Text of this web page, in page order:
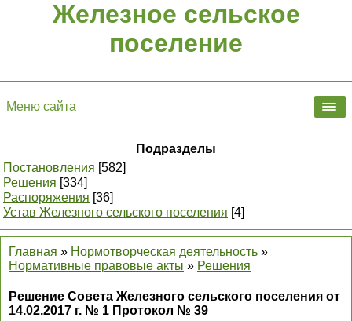
Железное сельское
поселение
Меню сайта
Подразделы
Постановления [582]
Решения [334]
Распоряжения [36]
Устав Железного сельского поселения [4]
Главная » Нормотворческая деятельность »
Нормативные правовые акты » Решения
Решение Совета Железного сельского поселения от
14.02.2017 г. № 1 Протокол № 39